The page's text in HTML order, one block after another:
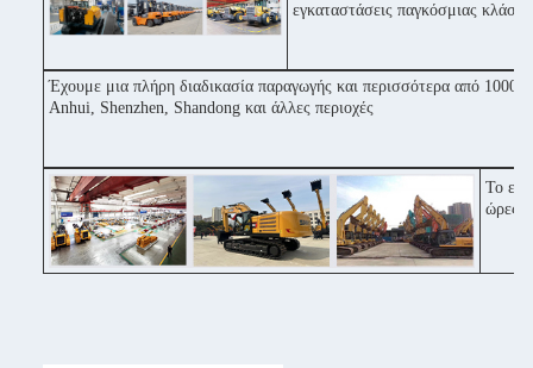
εγκαταστάσεις παγκόσμιας
Έχουμε μια πλήρη διαδικασία παραγωγής και περισσότερα από 1000
Anhui, Shenzhen, Shandong και άλλες περιοχές
Το
ώρες